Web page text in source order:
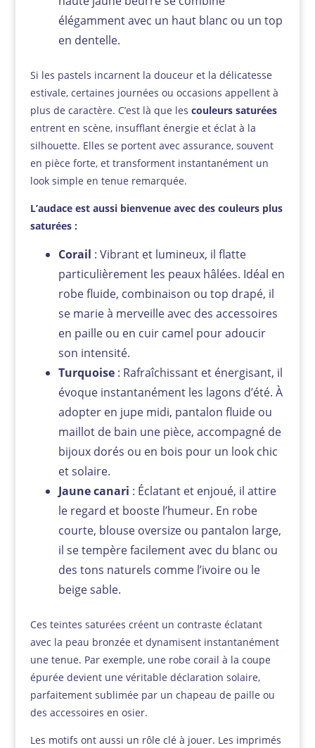
élégamment avec un haut blanc ou un top
en dentelle.
Si les pastels incarnent la douceur et la délicatesse
estivale, certaines journées ou occasions appellent à
plus de caractère. C’est là que les couleurs saturées
entrent en scène, insufflant énergie et éclat à la
silhouette. Elles se portent avec assurance, souvent
en pièce forte, et transforment instantanément un
look simple en tenue remarquée.
L’audace est aussi bienvenue avec des couleurs plus
saturées :
Corail : Vibrant et lumineux, il flatte
particulièrement les peaux hâlées. Idéal en
robe fluide, combinaison ou top drapé, il
se marie à merveille avec des accessoires
en paille ou en cuir camel pour adoucir
son intensité.
Turquoise: Rafraîchissant et énergisant, il
évoque instantanément les lagons d’été. À
adopter en jupe midi, pantalon fluide ou
maillot de bain une pièce, accompagné de
bijoux dorés ou en bois pour un look chic
et solaire.
Jaune canari : Éclatant et enjoué, il attire
le regard et booste l’humeur. En robe
courte, blouse oversize ou pantalon large,
il se tempère facilement avec du blanc ou
des tons naturels comme l’ivoire ou le
beige sable.
Ces teintes saturées créent un contraste éclatant
avec la peau bronzée et dynamisent instantanément
une tenue. Par exemple, une robe corail à la coupe
épurée devient une véritable déclaration solaire,
parfaitement sublimée par un chapeau de paille ou
des accessoires en osier.
Les motifs ont aussi un rôle clé à jouer. Les imprimés